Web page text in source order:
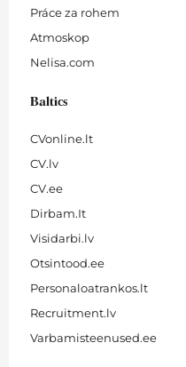
Práce za rohem
Atmoskop
Nelisa.com
Baltics
CVonline.lt
CV.lv
CV.ee
Dirbam.It
Visidarbi.lv
Otsintood.ee
Personaloatrankos.lt
Recruitment.lv
Varbamisteenused.ee